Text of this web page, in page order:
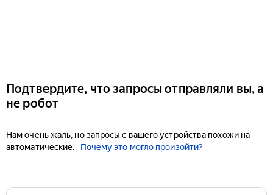
Подтвердите, что запросы отправляли вы, а
не робот
Нам очень жаль, но запросы с вашего устройства похожи на
автоматические.
Почему это могло произойти?